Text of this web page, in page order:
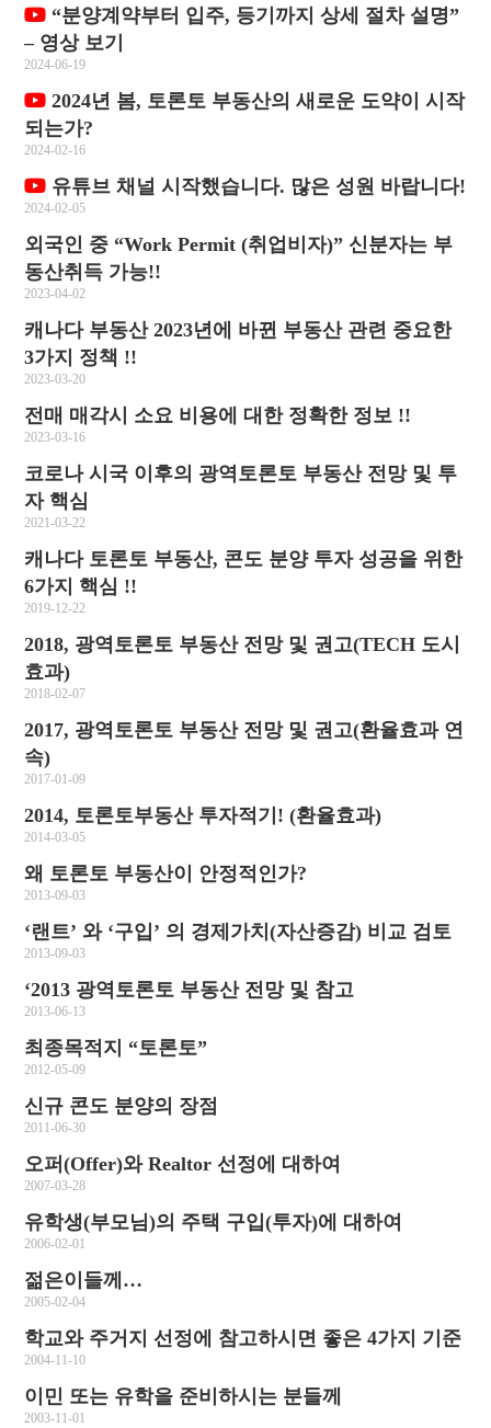
“분양계약부터 입주, 등기까지 상세 절차 설명”
– 영상 보기
2024-06-19
2024년 봄, 토론토 부동산의 새로운 도약이 시작
되는가?
2024-02-16
유튜브 채널 시작했습니다. 많은 성원 바랍니다!
2024-02-05
외국인 중 “Work Permit (취업비자)” 신분자는 부
동산취득 가능!!
2023-04-02
캐나다 부동산 2023년에 바뀐 부동산 관련 중요한
3가지 정책 !!
2023-03-20
전매 매각시 소요 비용에 대한 정확한 정보 !!
2023-03-16
코로나 시국 이후의 광역토론토 부동산 전망 및 투
자 핵심
2021-03-22
캐나다 토론토 부동산, 콘도 분양 투자 성공을 위한
6가지 핵심 !!
2019-12-22
2018, 광역토론토 부동산 전망 및 권고(TECH 도시
효과)
2018-02-07
2017, 광역토론토 부동산 전망 및 권고(환율효과 연
속)
2017-01-09
2014, 토론토부동산 투자적기! (환율효과)
2014-03-05
왜 토론토 부동산이 안정적인가?
2013-09-03
‘랜트’ 와 ‘구입’ 의 경제가치(자산증감) 비교 검토
2013-09-03
‘2013 광역토론토 부동산 전망 및 참고
2013-06-13
최종목적지 “토론토”
2012-05-09
신규 콘도 분양의 장점
2011-06-30
오퍼(Offer)와 Realtor 선정에 대하여
2007-03-28
유학생(부모님)의 주택 구입(투자)에 대하여
2006-02-01
젊은이들께…
2005-02-04
학교와 주거지 선정에 참고하시면 좋은 4가지 기준
2004-11-10
이민 또는 유학을 준비하시는 분들께
2003-11-01